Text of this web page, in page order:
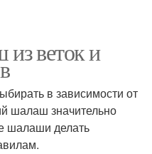
из веток и
в зависимости от
шалаш значительно
шалаши делать